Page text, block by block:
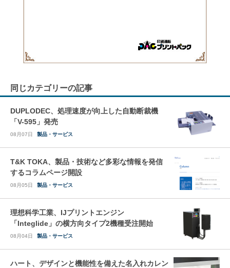
同じカテゴリーの記事
DUPLODEC、処理速度が向上した自動断裁機
「V-595」発売
08月07日 製品・サービス
T&K TOKA、製品・技術など多彩な情報を発信
するコラムページ開設
08月05日 製品・サービス
理想科学工業、IJプリントエンジン
「Integlide」の横方向タイプ2機種受注開始
08月04日 製品・サービス
ハート、デザインと機能性を備えた名入れカレン